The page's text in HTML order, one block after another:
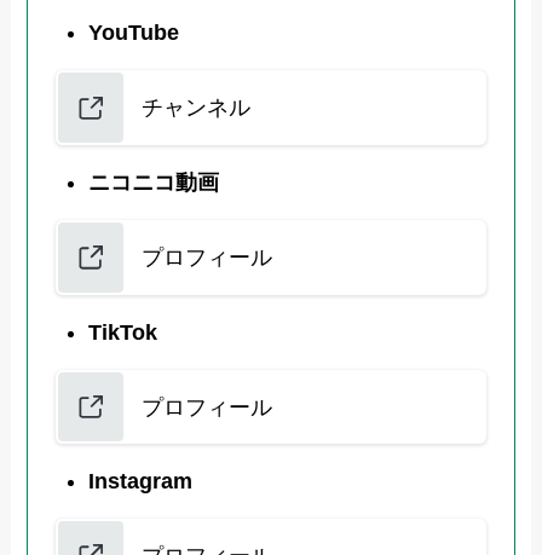
YouTube
チャンネル
ニコニコ動画
プロフィール
TikTok
プロフィール
Instagram